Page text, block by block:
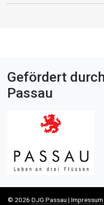
Gefördert
Passau
© 2026 DJG Passau |